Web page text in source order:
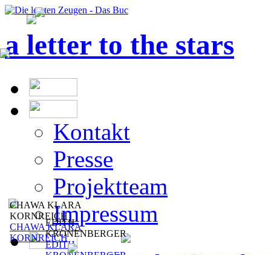
a letter to the stars
Kontakt
Presse
Projektteam
Impressum
EDITH
KRONENBERGER
EDITH
CHAWA KLARA
KORNREICH
CHAWA KLARA
KORNREICH